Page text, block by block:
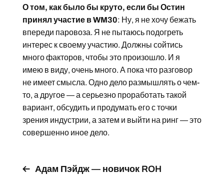
О том, как было бы круто, если бы Остин
принял участие в WM30: Ну, я не хочу бежать
впереди паровоза. Я не пытаюсь подогреть
интерес к своему участию. Должны сойтись
много факторов, чтобы это произошло. И я
имею в виду, очень много. А пока что разговор
не имеет смысла. Одно дело размышлять о чем-
то, а другое — а серьезно проработать такой
вариант, обсудить и продумать его с точки
зрения индустрии, а затем и выйти на ринг — это
совершенно иное дело.
Адам Пэйдж — новичок ROH